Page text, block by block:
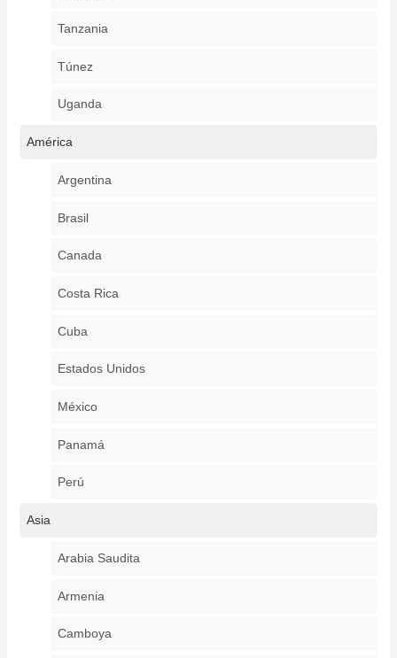
Tanzania
Túnez
Uganda
América
Argentina
Brasil
Canada
Costa Rica
Cuba
Estados Unidos
México
Panamá
Perú
Asia
Arabia Saudita
Armenia
Camboya